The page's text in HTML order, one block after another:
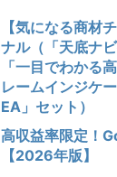
【気になる商材
ナル（「天底ナ
「一目でわかる
レームインジケ
EA」セット）
高収益率限定！
【2026年版】